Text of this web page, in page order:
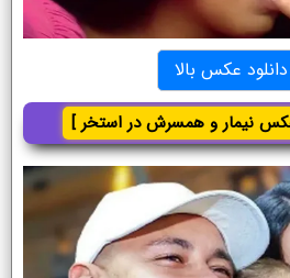
دانلود عکس بالا
نیمار و همسرش در استخر ]